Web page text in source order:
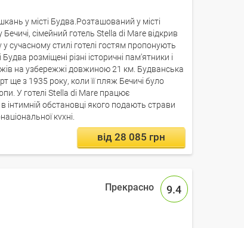
у місті Будва.Розташований у місті
сімейний готель Stella di Marе відкрив
сучасному стилі готелі гостям пропонують
розміщені різні історичні пам'ятники і
на узбережжі довжиною 21 км. Будванська
ще з 1935 року, коли її пляж Бечичі було
У готелі Stella di Mare працює
інтимній обстановці якого подають страви
кухні.
від 28 085 грн
9.4